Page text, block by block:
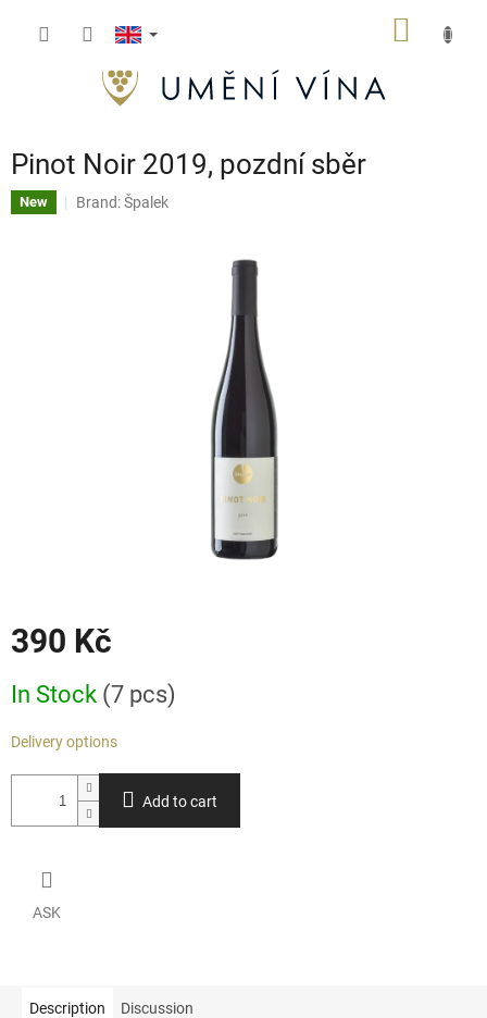
Pinot Noir 2019, pozdní sběr
New Brand:Špalek
390 Kč
price:
In Stock (7 pcs)
Delivery options
Add to cart
ASK
Description Discussion